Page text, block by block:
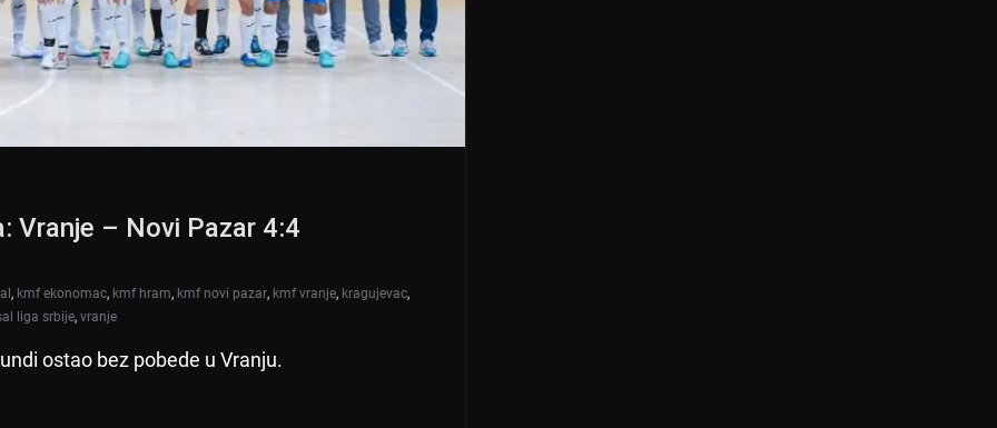
Vranje – Novi Pazar 4:4
, kmf ekonomac, kmf hram, kmf novi pazar, kmf vranje, kragujevac,
liga srbije, vranje
ostao bez pobede u Vranju.